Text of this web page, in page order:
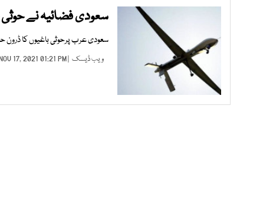
سعودی فضائیہ نے حوثی
سعودی عرب پرحوثی باغیوں کا ڈرون
ویب ڈیسک | NOV 17, 2021 01:21 PM |